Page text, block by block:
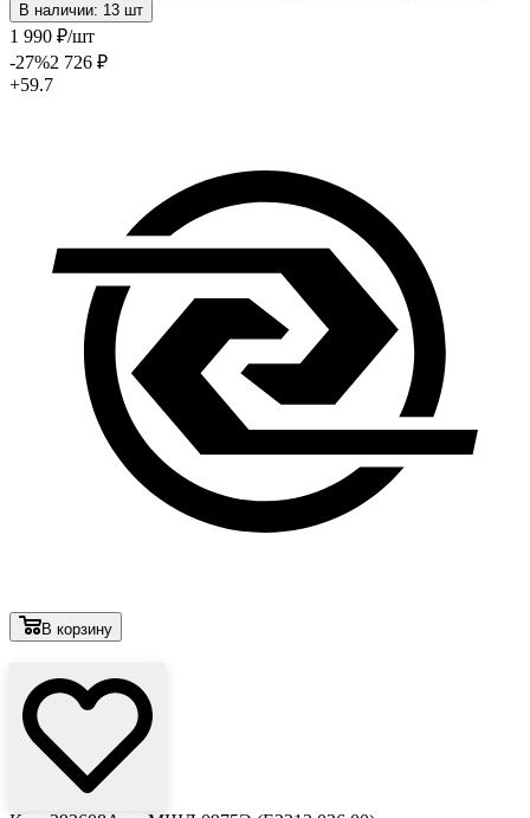
В наличии: 13 шт
1 990 ₽/шт
-27%2 726 ₽
+59.7
В корзину